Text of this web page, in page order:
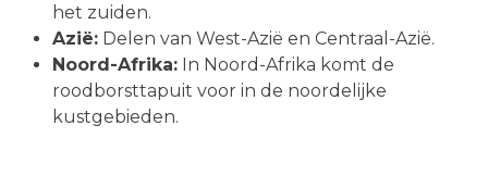
het zuiden.
Azië: Delen van West-Azië en Centraal-Azië.
Noord-Afrika: In Noord-Afrika komt de
roodborsttapuit voor in de noordelijke
kustgebieden.